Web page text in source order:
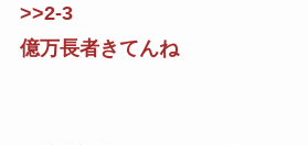
>>2-3
億万長者きてんね